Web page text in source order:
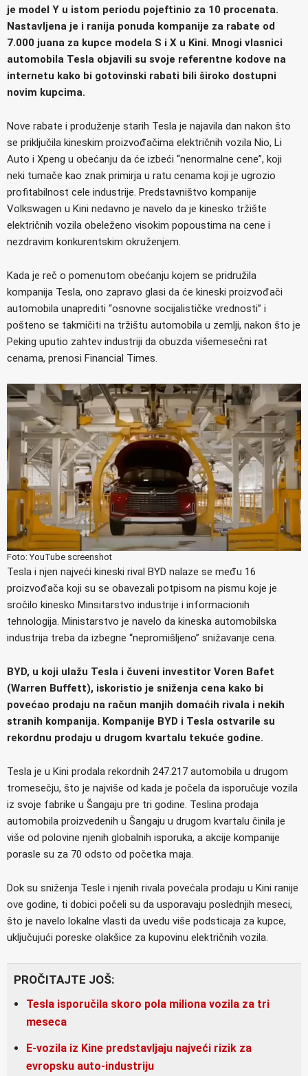
je model Y u istom periodu pojeftinio za 10 procenata.
Nastavljena je i ranija ponuda kompanije za rabate od
7.000 juana za kupce modela S i X u Kini. Mnogi vlasnici
automobila Tesla objavili su svoje referentne kodove na
internetu kako bi gotovinski rabati bili široko dostupni
novim kupcima.
Nove rabate i produženje starih Tesla je najavila dan nakon što
se priključila kineskim proizvođačima električnih vozila Nio, Li
Auto i Xpeng u obećanju da će izbeći “nenormalne cene”, koji
neki tumače kao znak primirja u ratu cenama koji je ugrozio
profitabilnost cele industrije. Predstavništvo kompanije
Volkswagen u Kini nedavno je navelo da je kinesko tržište
električnih vozila obeleženo visokim popoustima na cene i
nezdravim konkurentskim okruženjem.
Kada je reč o pomenutom obećanju kojem se pridružila
kompanija Tesla, ono zapravo glasi da će kineski proizvođači
automobila unaprediti “osnovne socijalističke vrednosti” i
pošteno se takmičiti na tržištu automobila u zemlji, nakon što je
Peking uputio zahtev industriji da obuzda višemesečni rat
cenama, prenosi Financial Times.
Foto: YouTube screenshot
Tesla i njen najveći kineski rival BYD nalaze se među 16
proizvođača koji su se obavezali potpisom na pismu koje je
sročilo kinesko Minsitarstvo industrije i informacionih
tehnologija. Ministarstvo je navelo da kineska automobilska
industrija treba da izbegne “nepromišljeno” snižavanje cena.
BYD, u koji ulažu Tesla i čuveni investitor Voren Bafet
(Warren Buffett), iskoristio je sniženja cena kako bi
povećao prodaju na račun manjih domaćih rivala i nekih
stranih kompanija. Kompanije BYD i Tesla ostvarile su
rekordnu prodaju u drugom kvartalu tekuće godine.
Tesla je u Kini prodala rekordnih 247.217 automobila u drugom
tromesečju, što je najviše od kada je počela da isporučuje vozila
iz svoje fabrike u Šangaju pre tri godine. Teslina prodaja
automobila proizvedenih u Šangaju u drugom kvartalu činila je
više od polovine njenih globalnih isporuka, a akcije kompanije
porasle su za 70 odsto od početka maja.
Dok su sniženja Tesle i njenih rivala povećala prodaju u Kini ranije
ove godine, ti dobici počeli su da usporavaju poslednjih meseci,
što je navelo lokalne vlasti da uvedu više podsticaja za kupce,
uključujući poreske olakšice za kupovinu električnih vozila.
PROČITAJTE JOŠ:
Tesla isporučila skoro pola miliona vozila za tri
meseca
E-vozila iz Kine predstavljaju najveći rizik za
evropsku auto-industriju